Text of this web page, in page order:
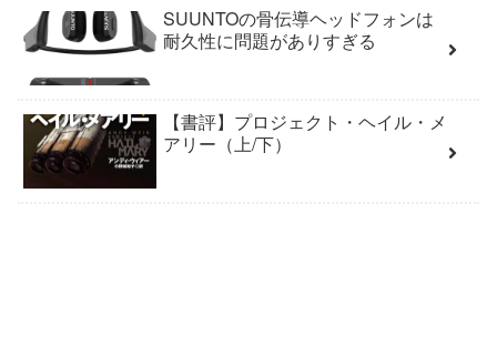
SUUNTOの骨伝導ヘッドフォンは
耐久性に問題がありすぎる
【書評】プロジェクト・ヘイル・メ
アリー（上/下）